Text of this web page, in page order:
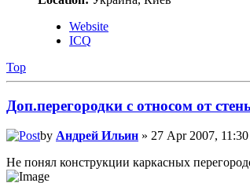
Website
ICQ
Top
Доп.перегородки с относом от
by Андрей Ильин » 27 Apr 2007, 11:30
Не понял конструкции каркасных